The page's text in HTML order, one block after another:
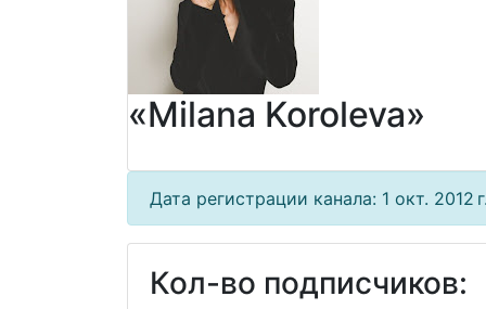
«Milana Koroleva»
Дата регистрации канала: 1 окт. 2012 г.
Кол-во подписчиков: